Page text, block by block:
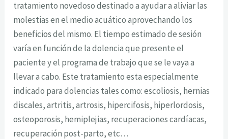
tratamiento novedoso destinado a ayudar a aliviar las
molestias en el medio acuático aprovechando los
beneficios del mismo. El tiempo estimado de sesión
varía en función de la dolencia que presente el
paciente y el programa de trabajo que se le vaya a
llevar a cabo. Este tratamiento esta especialmente
indicado para dolencias tales como: escoliosis, hernias
discales, artritis, artrosis, hipercifosis, hiperlordosis,
osteoporosis, hemiplejias, recuperaciones cardíacas,
recuperación post-parto, etc…